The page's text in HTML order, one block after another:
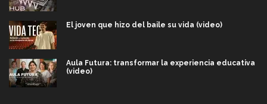
El joven que hizo del baile su vida (video)
Aula Futura: transformar la experiencia educativa
(video)